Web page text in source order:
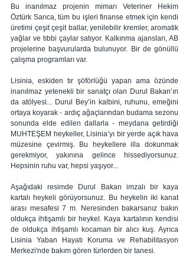
Bu inanılmaz projenin mimarı Veteriner Hekim
Öztürk Sarıca, tüm bu işleri finanse etmek için kendi
üretimi çeşit çeşit ballar, yenilebilir kremler, aromatik
yağlar ve tıbbi çaylar satıyor. Kalkınma ajansları, AB
projelerine başvurularda bulunuyor. Bir de gönüllü
çalışma programları var.
Lisinia, eskiden tır şöförlüğü yapan ama özünde
inanılmaz yetenekli bir sanatçı olan Durul Bakan’ın
da atölyesi... Durul Bey’in kalbini, ruhunu, emeğini
ortaya koyarak - ardıç ağaçlarından budama sezonu
sonunda elde edilen dallarla - meydana getirdiği
MUHTEŞEM heykeller, Lisinia’yı bir yerde açık hava
müzesine çevirmiş. Bu heykellere illa dokunmak
gerekmiyor, yakınına gelince hissediyorsunuz.
Hepsinin ruhu var, hepsi yaşıyor...
Aşağıdaki resimde Durul Bakan imzalı bir kaya
kartalı heykeli görüyorsunuz. Bu heykelin iki kanat
arası mesafesi 7 m. Neresinden bakarsanız bakın
oldukça ihtişamlı bir heykel. Kaya kartalının kendisi
de oldukça ihtişamlı kocaman bir alıcı kuş. Ayrıca
Lisinia Yaban Hayatı Koruma ve Rehabilitasyon
Merkezi'nde bakım gören türlerden bir tanesi.